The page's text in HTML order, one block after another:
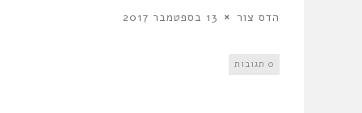
הדס צור 13 בספטמבר 2017
0 תגובות